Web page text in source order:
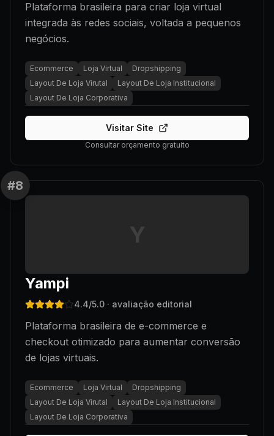
Plataforma brasileira para criar loja virtual
integrada às redes sociais, voltada a pequenos
negócios.
Ecommerce Loja Virtual
Dropshipping
Layout De Loja Virutal
Layout De Loja Institucional
Layout De Loja Corporativa
Visitar Site
Consultar orçamento gratuito
#8
Y
Yampi
4.4/5.0 · avaliação editorial
Plataforma brasileira de e-commerce e
checkout otimizado para aumentar conversão
de lojas virtuais.
Ecommerce Loja Virtual
Dropshipping
Layout De Loja Virutal
Layout De Loja Institucional
Layout De Loja Corporativa